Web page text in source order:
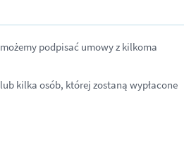
podpisać umowy z kilkoma
kilka osób, której zostaną wypłacone